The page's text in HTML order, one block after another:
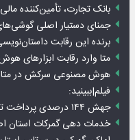
بانک تجارت، تأمین‌کننده مالی پروژه
جمنای دستیار اصلی
برنده این رقابت
متا وارد رقابت ابزارهای
هوش مصنوعی سرکش در متا
فیلم|ببینید:
جهش ۱۴۴ درصدی پرداخت تسهیلات مکانیزاسیون توسط بانک کشاورزی
خدمات دهی گمرکات استان